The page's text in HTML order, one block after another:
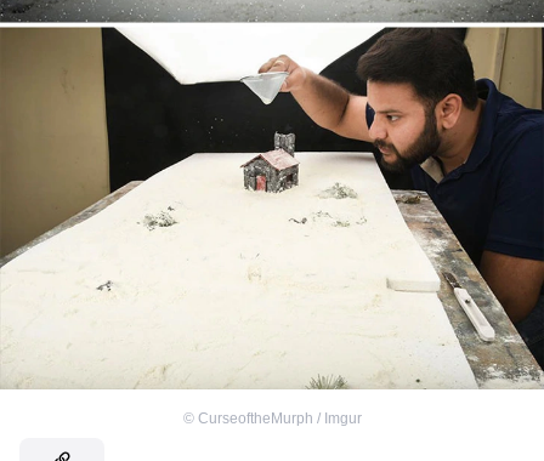
© CurseoftheMurph / Imgur